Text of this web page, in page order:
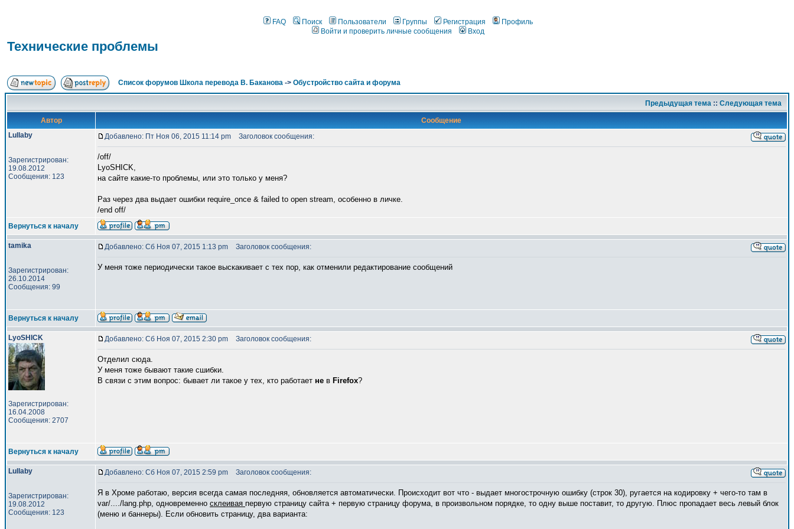
FAQ Поиск Пользователи Группы Регистрация
Профиль
Войти и проверить личные сообщения
Вход
Технические проблемы
Список форумов Школа перевода В. Баканова -> Обустройство сайта и форума
Предыдущая тема :: Следующая тема
Автор
Сообщение
Lullaby
Зарегистрирован:
19.08.2012
Сообщения: 123
Добавлено: Пт Ноя 06, 2015 11:14 pm Заголовок сообщения:
/off/
LyoSHICK,
на сайте какие-то проблемы, или это только у меня?
Раз через два выдает ошибки require_once & failed to open stream, особенно в личке.
/end off/
Вернуться к началу
tamika
Зарегистрирован:
26.10.2014
Сообщения: 99
Добавлено: Сб Ноя 07, 2015 1:13 pm Заголовок сообщения:
У меня тоже периодически такое выскакивает с тех пор, как отменили редактирование сообщений
Вернуться к началу
LyoSHICK
Зарегистрирован:
16.04.2008
Сообщения: 2707
Добавлено: Сб Ноя 07, 2015 2:30 pm Заголовок сообщения:
Отделил сюда.
У меня тоже бывают такие сшибки.
В связи с этим вопрос: бывает ли такое у тех, кто работает не в Firefox?
Вернуться к началу
Lullaby
Зарегистрирован:
19.08.2012
Сообщения: 123
Добавлено: Сб Ноя 07, 2015 2:59 pm Заголовок сообщения:
Я в Хроме работаю, версия всегда самая последняя, обновляется автоматически. Происходит вот что - выдает многострочную ошибку (строк 30), ругается на кодировку + чего-то там в
var/..../lang.php, одновременно склеивая первую страницу сайта + первую страницу форума, в произвольном порядке, то одну выше поставит, то другую. Плюс пропадает весь левый блок
(меню и баннеры). Если обновить страницу, два варианта: